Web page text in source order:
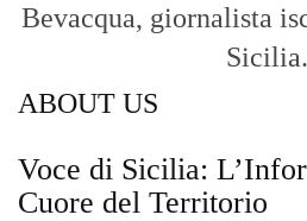
Bevacqua, giornalista
Sicilia.
ABOUT US
Voce di Sicilia:
Cuore del Territorio